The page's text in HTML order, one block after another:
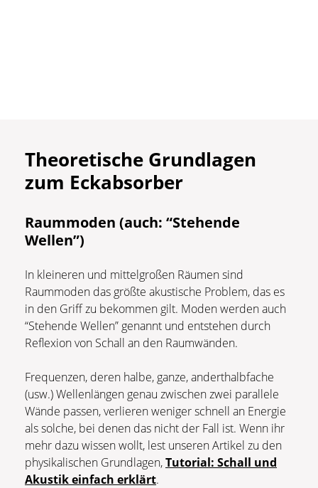
Theoretische Grundlagen
zum Eckabsorber
Raummoden (auch: “Stehende
Wellen”)
In kleineren und mittelgroßen Räumen sind
Raummoden das größte akustische Problem, das es
in den Griff zu bekommen gilt. Moden werden auch
“Stehende Wellen” genannt und entstehen durch
Reflexion von Schall an den Raumwänden.
Frequenzen, deren halbe, ganze, anderthalbfache
(usw.) Wellenlängen genau zwischen zwei parallele
Wände passen, verlieren weniger schnell an Energie
als solche, bei denen das nicht der Fall ist. Wenn ihr
mehr dazu wissen wollt, lest unseren Artikel zu den
physikalischen Grundlagen,Tutorial: Schall und
Akustik einfach erklärt.